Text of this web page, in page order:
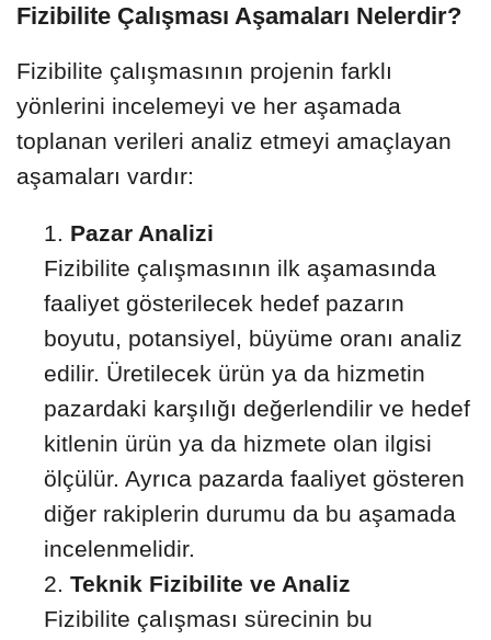
Fizibilite Çalışması Aşamaları Nelerdir?
Fizibilite çalışmasının projenin farklı
yönlerini incelemeyi ve her aşamada
toplanan verileri analiz etmeyi amaçlayan
aşamaları vardır:
Pazar Analizi
Fizibilite çalışmasının ilk aşamasında
faaliyet gösterilecek hedef pazarın
boyutu, potansiyel, büyüme oranı analiz
edilir. Üretilecek ürün ya da hizmetin
pazardaki karşılığı değerlendilir ve hedef
kitlenin ürün ya da hizmete olan ilgisi
ölçülür. Ayrıca pazarda faaliyet gösteren
diğer rakiplerin durumu da bu aşamada
incelenmelidir.
Teknik Fizibilite ve Analiz
Fizibilite çalışması sürecinin bu